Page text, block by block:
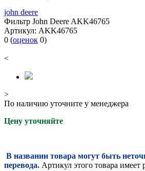
john deere
Фильтр John Deere AKK46765
Артикул: AKK46765
0 (оценок 0)
<
>
По наличию уточните у менеджера
Цену уточняйте
В названии товара могут быть
перевода. Артикул этого товара